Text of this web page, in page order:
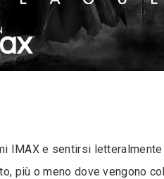
IMAX e sentirsi
più o meno dove vengono